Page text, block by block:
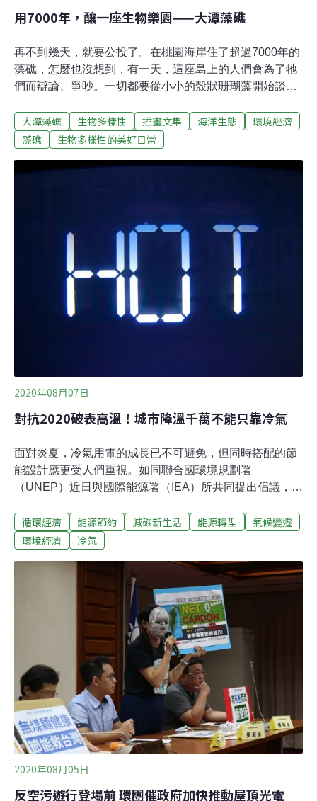
用7000年，釀一座生物樂園——大潭藻礁
再不到幾天，就要公投了。在桃園海岸住了超過7000年的
藻礁，怎麼也沒想到，有一天，這座島上的人們會為了牠
們而辯論、爭吵。一切都要從小小的殼狀珊瑚藻開始談
變暖海平面上升、沖積扇堆積了大量礫石），殼狀珊瑚藻
抓住機會，也抓住海水中的鈣離子，與氫離子、重碳酸氫
胞壁裡。以10~20年增加1公分，或更慢的速度，累積結
眼，水泥就灌成堤防，駐紮海陸交界；上游工業區則持續
排出不再澄澈的污水。北起大園區竹圍漁港，南至新屋區
永安漁港，綿延27公里的特殊海岸，已有75%遭嚴重破
壞。環境變了。但環境嘛，一向嚴苛。藻礁生態系裡，滿
是孔隙的石灰岩礁體及其周邊，還是一定程度內吸引了不
少獨特生命入住，豐富了潮間帶的生物多樣性
大潭藻礁 生物多樣性 插畫文集 海洋生態
環境經濟
藻礁
生物多樣性的美好日常
2020年08月07日
對抗2020破表高溫！城市降溫千萬不能只靠冷氣
面對炎夏，冷氣用電的成長已不可避免，但同時搭配的節
能設計應更受人們重視。如同聯合國環境規劃署
（UNEP）近日與國際能源署（IEA）所共同提出倡議，全
4600億噸的溫室氣體排放，等同減下八年、以2018年為基
礎的全球的溫室氣體排放量。早在今年夏天來臨前，我就
年初就已警告各國，在暖化的趨勢下，今年恐將成為人類
歷史所記載，最熱的年份之一。果然才過半年，全球每月
的平均溫度，不是破紀錄就是與高溫紀錄差距甚微；另包
括台北城在內，許多城市都在刷新最高溫紀錄。高溫的趨
勢明顯，加上人類整體消費能力提升，對於冷氣的需求自
然強勁，自然也推升了用電量。伯明罕大學的研究預估，
到本世紀中，全球冷氣的用電量將是今日的五倍左右；即
使再生能源推廣順利，到2050年將有八成的綠電，都要先
留給冷氣用。若再加上疫情的因素，一般不具換
循環經濟 能源節約 減碳新生活 能源轉型
氣候變遷
環境經濟
冷氣
2020年08月05日
反空污遊行登場前 環團催政府加快推動屋頂光電